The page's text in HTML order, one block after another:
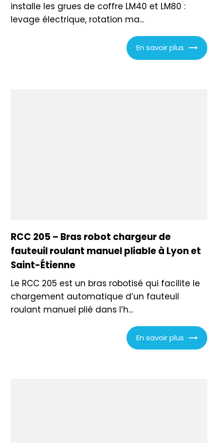
installe les grues de coffre LM40 et LM80 :
levage électrique, rotation ma...
En savoir plus
RCC 205 – Bras robot chargeur de
fauteuil roulant manuel pliable à Lyon et
Saint-Étienne
Le RCC 205 est un bras robotisé qui facilite le
chargement automatique d’un fauteuil
roulant manuel plié dans l’h...
En savoir plus